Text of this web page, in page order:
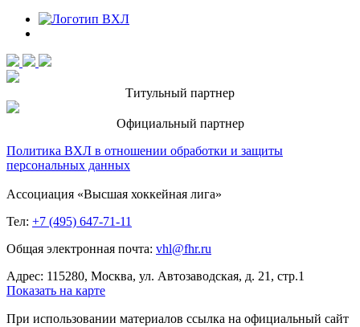
Титульный партнер
Официальный партнер
Политика ВХЛ в отношении обработки и защиты
персональных данных
Ассоциация «Высшая хоккейная лига»
Тел: +7 (495) 647-71-11
Общая электронная почта: vhl@fhr.ru
Адрес: 115280, Москва, ул. Автозаводская, д. 21, стр.1
Показать на карте
При использовании материалов ссылка на официальный сайт